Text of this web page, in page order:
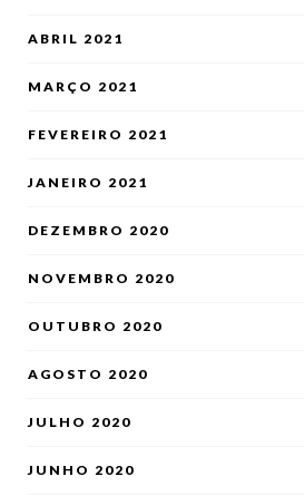
ABRIL 2021
MARÇO 2021
FEVEREIRO 2021
JANEIRO 2021
DEZEMBRO 2020
NOVEMBRO 2020
OUTUBRO 2020
AGOSTO 2020
JULHO 2020
JUNHO 2020